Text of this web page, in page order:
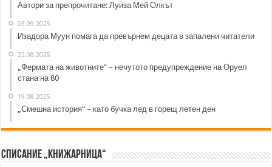
Автори за препрочитане: Луиза Мей Олкът
03.09.2025
Изадора Муун помага да превърнем децата в запалени читатели
22.08.2025
„Фермата на животните“ – нечутото предупреждение на Оруел
стана на 80
19.08.2025
„Смешна история“ – като бучка лед в горещ летен ден
Списание „Книжарница“